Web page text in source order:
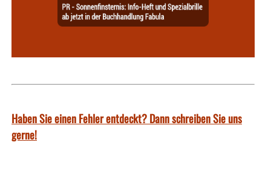
Haben Sie einen Fehler entdeckt? Dann schreiben Sie uns
gerne!